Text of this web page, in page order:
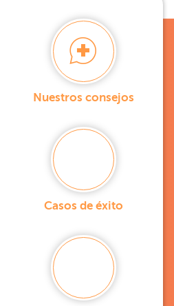
Nuestros consejos
Casos de éxito